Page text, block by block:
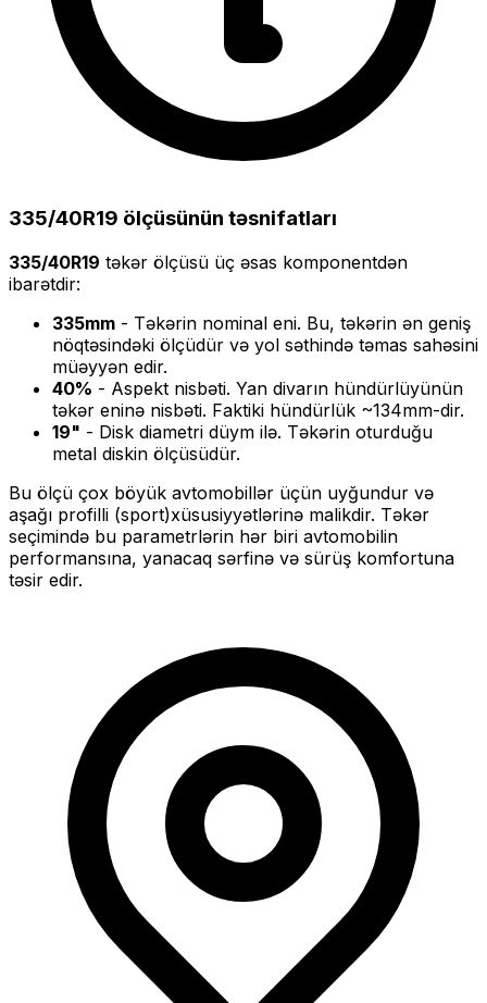
335/40R19 ölçüsünün təsnifatları
335/40R19 təkər ölçüsü üç əsas komponentdən
ibarətdir:
335mm - Təkərin nominal eni. Bu, təkərin ən geniş
nöqtəsindəki ölçüdür və yol səthində təmas sahəsini
müəyyən edir.
40% - Aspekt nisbəti. Yan divarın hündürlüyünün
təkər eninə nisbəti. Faktiki hündürlük ~134mm-dir.
19" - Disk diametri düym ilə. Təkərin oturduğu
metal diskin ölçüsüdür.
Bu ölçü çox böyük avtomobillər üçün uyğundur və
aşağı profilli (sport)xüsusiyyətlərinə malikdir. Təkər
seçimində bu parametrlərin hər biri avtomobilin
performansına, yanacaq sərfinə və sürüş komfortuna
təsir edir.